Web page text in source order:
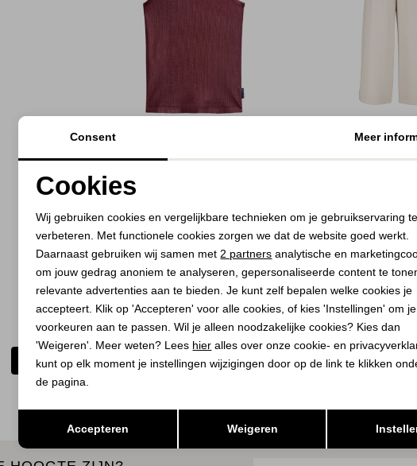
Rib tanktop Cotton rib 334 deep fig
56,0069,95
PLAATS IN
WINKELMAND
SELECTEER MAAT
75,00
149,95
BEKIJK BEKIJK
Analytische cookies Marketing cookies
Consent Meer
Cookies
Wij gebruiken cookies en vergelijkbare technieken om je gebruikservaring te
verbeteren. Met functionele cookies zorgen we dat de website goed werkt.
Daarnaast gebruiken wij samen met 2 partners analytische en
om jouw gedrag anoniem te analyseren, gepersonaliseerde content te
relevante advertenties aan te bieden. Je kunt zelf bepalen welke cookies je
accepteert. Klik op 'Accepteren' voor alle cookies, of kies 'Instellingen' om je
voorkeuren aan te passen. Wil je alleen noodzakelijke cookies? Kies dan
'Weigeren'. Meer weten? Lees hier alles over onze cookie- en
kunt op elk moment je instellingen wijzigingen door op de link te klikken
de pagina.
Accepteren Weigeren